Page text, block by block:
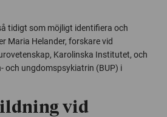
tidigt som möjligt identifiera och
Maria Helander, forskare vid
Karolinska Institutet, och
och ungdomspsykiatrin (BUP) i
vid